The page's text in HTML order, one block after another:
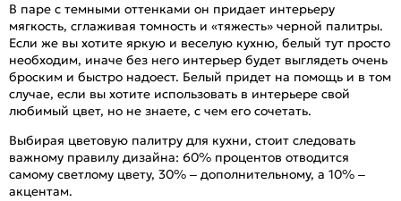
В паре с темными оттенками он придает интерьеру
мягкость, сглаживая томность и «тяжесть» черной палитры.
Если же вы хотите яркую и веселую кухню, белый тут просто
необходим, иначе без него интерьер будет выглядеть очень
броским и быстро надоест. Белый придет на помощь и в том
случае, если вы хотите использовать в интерьере свой
любимый цвет, но не знаете, с чем его сочетать.
Выбирая цветовую палитру для кухни, стоит следовать
важному правилу дизайна: 60% процентов отводится
самому светлому цвету, 30% – дополнительному, а 10% –
акцентам.